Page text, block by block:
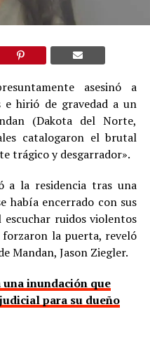
asesinó a
e hirió de gravedad a un
(Dakota del Norte,
catalogaron el brutal
trágico y desgarrador».
a la residencia tras una
había encerrado con sus
ruidos violentos
forzaron la puerta, reveló
Mandan, Jason Ziegler.
una inundación que
para su dueño